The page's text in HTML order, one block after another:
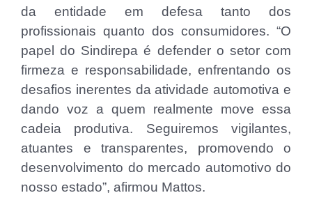
da entidade em defesa tanto dos
profissionais quanto dos consumidores. “O
papel do Sindirepa é defender o setor com
firmeza e responsabilidade, enfrentando os
desafios inerentes da atividade automotiva e
dando voz a quem realmente move essa
cadeia produtiva. Seguiremos vigilantes,
atuantes e transparentes, promovendo o
desenvolvimento do mercado automotivo do
nosso estado”, afirmou Mattos.